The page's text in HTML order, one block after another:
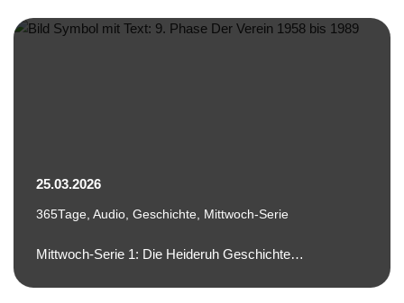
25.03.2026
365Tage Audio Geschichte Mittwoch-Serie
Mittwoch-Serie 1: Die Heideruh Geschichte…